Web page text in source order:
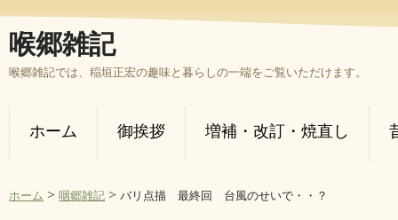
喉郷雑記
喉郷雑記では、稲垣正宏の趣味と暮らしの一端をご覧いただけます。
ホーム 御挨拶 増補・改訂・焼直し
ホーム > 咽郷雑記 > バリ点描 最終回 台風のせいで・・？